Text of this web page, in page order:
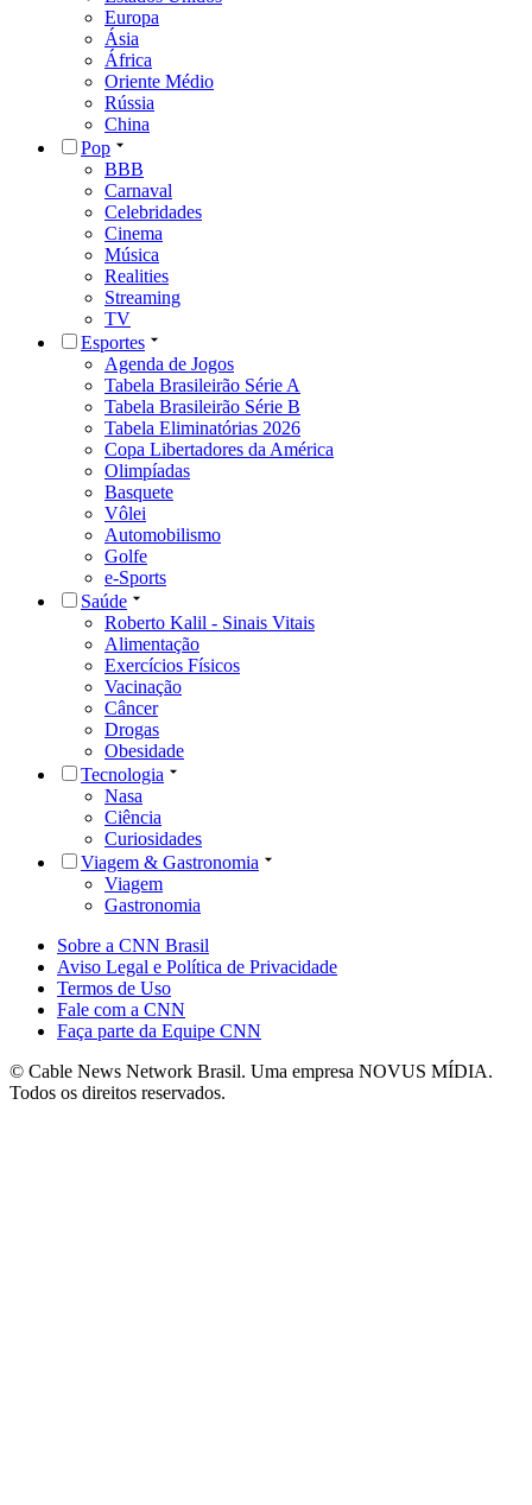
Europa
Ásia
África
Oriente Médio
Rússia
China
Pop
BBB
Carnaval
Celebridades
Cinema
Música
Realities
Streaming
TV
Esportes
Agenda de Jogos
Tabela Brasileirão Série A
Tabela Brasileirão Série B
Tabela Eliminatórias 2026
Copa Libertadores da América
Olimpíadas
Basquete
Vôlei
Automobilismo
Golfe
e-Sports
Saúde
Roberto Kalil - Sinais Vitais
Alimentação
Exercícios Físicos
Vacinação
Câncer
Drogas
Obesidade
Tecnologia
Nasa
Ciência
Curiosidades
Viagem & Gastronomia
Viagem
Gastronomia
Sobre a CNN Brasil
Aviso Legal e Política de Privacidade
Termos de Uso
Fale com a CNN
Faça parte da Equipe CNN
© Cable News Network Brasil. Uma empresa NOVUS MÍDIA.
Todos os direitos reservados.